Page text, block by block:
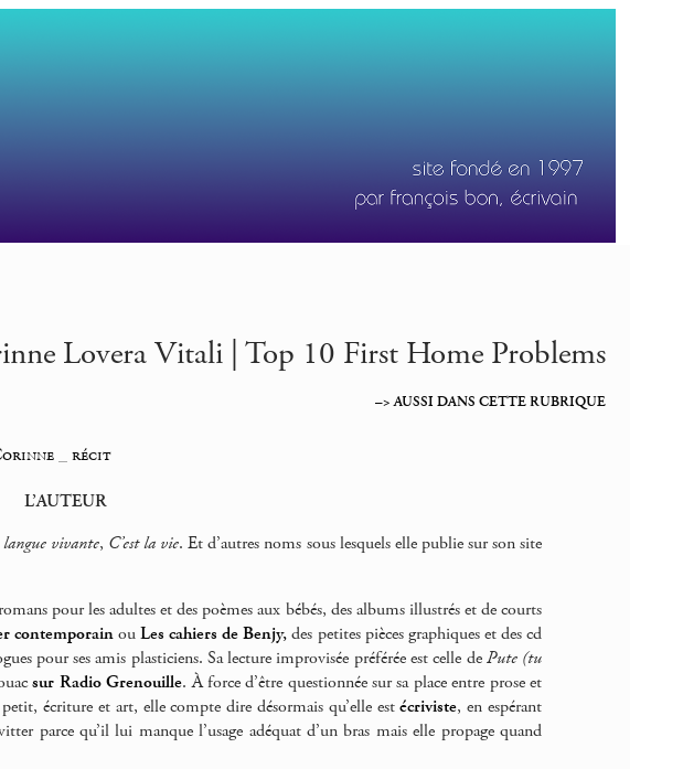
Lovera Vitali | Top 10 First Home Problems
–> AUSSI DANS CETTE RUBRIQUE
_récit
L’AUTEUR
vivante, C’est la vie. Et d’autres noms sous lesquels elle publie sur son site
pour les adultes et des poèmes aux bébés, des albums illustrés et de courts
contemporainouLes cahiers de Benjy,des petites pièces graphiques et des cd
pour ses amis plasticiens. Sa lecture improvisée préférée est celle dePute (tu
sur Radio Grenouille. À force d’être questionnée sur sa place entre prose et
écriture et art, elle compte dire désormais qu’elle estécriviste, en espérant
parce qu’il lui manque l’usage adéquat d’un bras mais elle propage quand